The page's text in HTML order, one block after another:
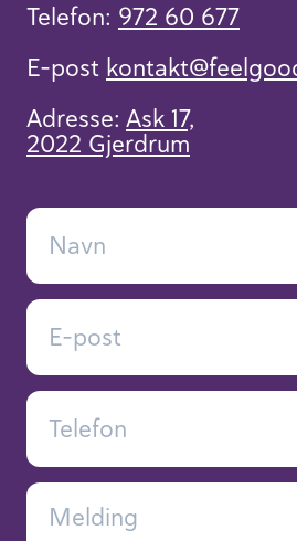
Telefon: 972 60 677
E-post
Adresse: Ask 17,
2022 Gjerdrum